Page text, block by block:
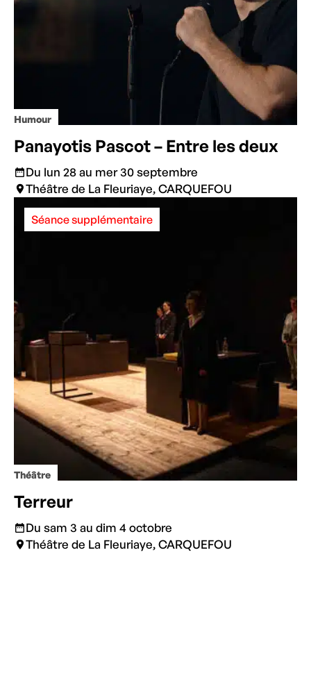
Humour
Panayotis Pascot – Entre les deux
Du lun 28 au mer 30 septembre
Théâtre de La Fleuriaye, CARQUEFOU
Théâtre
Séance supplémentaire
Terreur
Du sam 3 au dim 4 octobre
Théâtre de La Fleuriaye, CARQUEFOU